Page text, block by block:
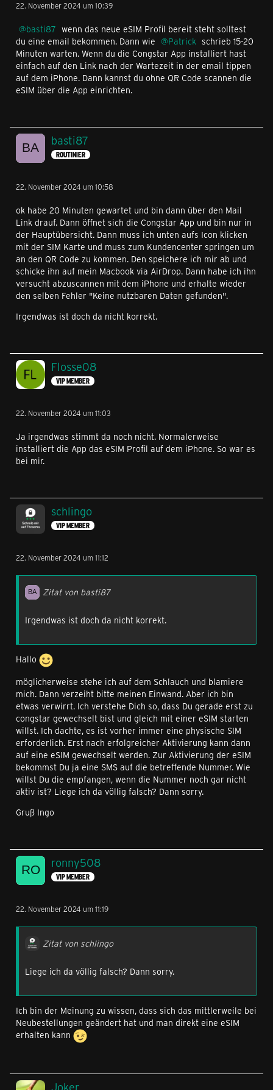
22. November 2024 um 10:39
basti87 wenn das neue eSIM Profil bereit steht solltest
du eine email bekommen. Dann wie
Patrick schrieb 15-20
Minuten warten. Wenn du die Congstar App installiert hast
einfach auf den Link nach der Wartezeit in der email tippen
auf dem iPhone. Dann kannst du ohne QR Code scannen die
eSIM über die App einrichten.
basti87
ROUTINIER
22. November 2024 um 10:58
ok habe 20 Minuten gewartet und bin dann über den Mail
Link drauf. Dann öffnet sich die Congstar App und bin nur in
der Hauptübersicht. Dann muss ich unten aufs Icon klicken
mit der SIM Karte und muss zum Kundencenter springen um
an den QR Code zu kommen. Den speichere ich mir ab und
schicke ihn auf mein Macbook via AirDrop. Dann habe ich ihn
versucht abzuscannen mit dem iPhone und erhalte wieder
den selben Fehler "Keine nutzbaren Daten gefunden".
Irgendwas ist doch da nicht korrekt.
Flosse08
VIP MEMBER
22. November 2024 um 11:03
Ja irgendwas stimmt da noch nicht. Normalerweise
installiert die App das eSIM Profil auf dem iPhone. So war es
bei mir.
schlingo
VIP MEMBER
22. November 2024 um 11:12
Zitat von basti87
Irgendwas ist doch da nicht korrekt.
Hallo
möglicherweise stehe ich auf dem Schlauch und blamiere
mich. Dann verzeiht bitte meinen Einwand. Aber ich bin
etwas verwirrt. Ich verstehe Dich so, dass Du gerade erst zu
congstar gewechselt bist und gleich mit einer eSIM starten
willst. Ich dachte, es ist vorher immer eine physische SIM
erforderlich. Erst nach erfolgreicher Aktivierung kann dann
auf eine eSIM gewechselt werden. Zur Aktivierung der eSIM
bekommst Du ja eine SMS auf die betreffende Nummer. Wie
willst Du die empfangen, wenn die Nummer noch gar nicht
aktiv ist? Liege ich da völlig falsch? Dann sorry.
Gruß Ingo
ronny508
VIP MEMBER
22. November 2024 um 11:19
Zitat von schlingo
Liege ich da völlig falsch? Dann sorry.
Ich bin der Meinung zu wissen, dass sich das mittlerweile bei
Neubestellungen geändert hat und man direkt eine eSIM
erhalten kann